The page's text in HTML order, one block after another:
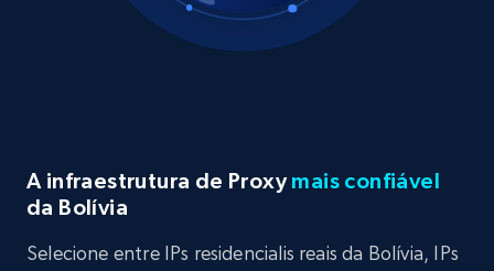
A infraestrutura de Proxymais confiável
da Bolívia
Selecione entre IPs residencialis reais da Bolívia, IPs